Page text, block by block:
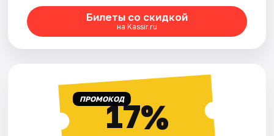
Билеты со скидкой
на Kassir.ru
ПРОМОКОД17%